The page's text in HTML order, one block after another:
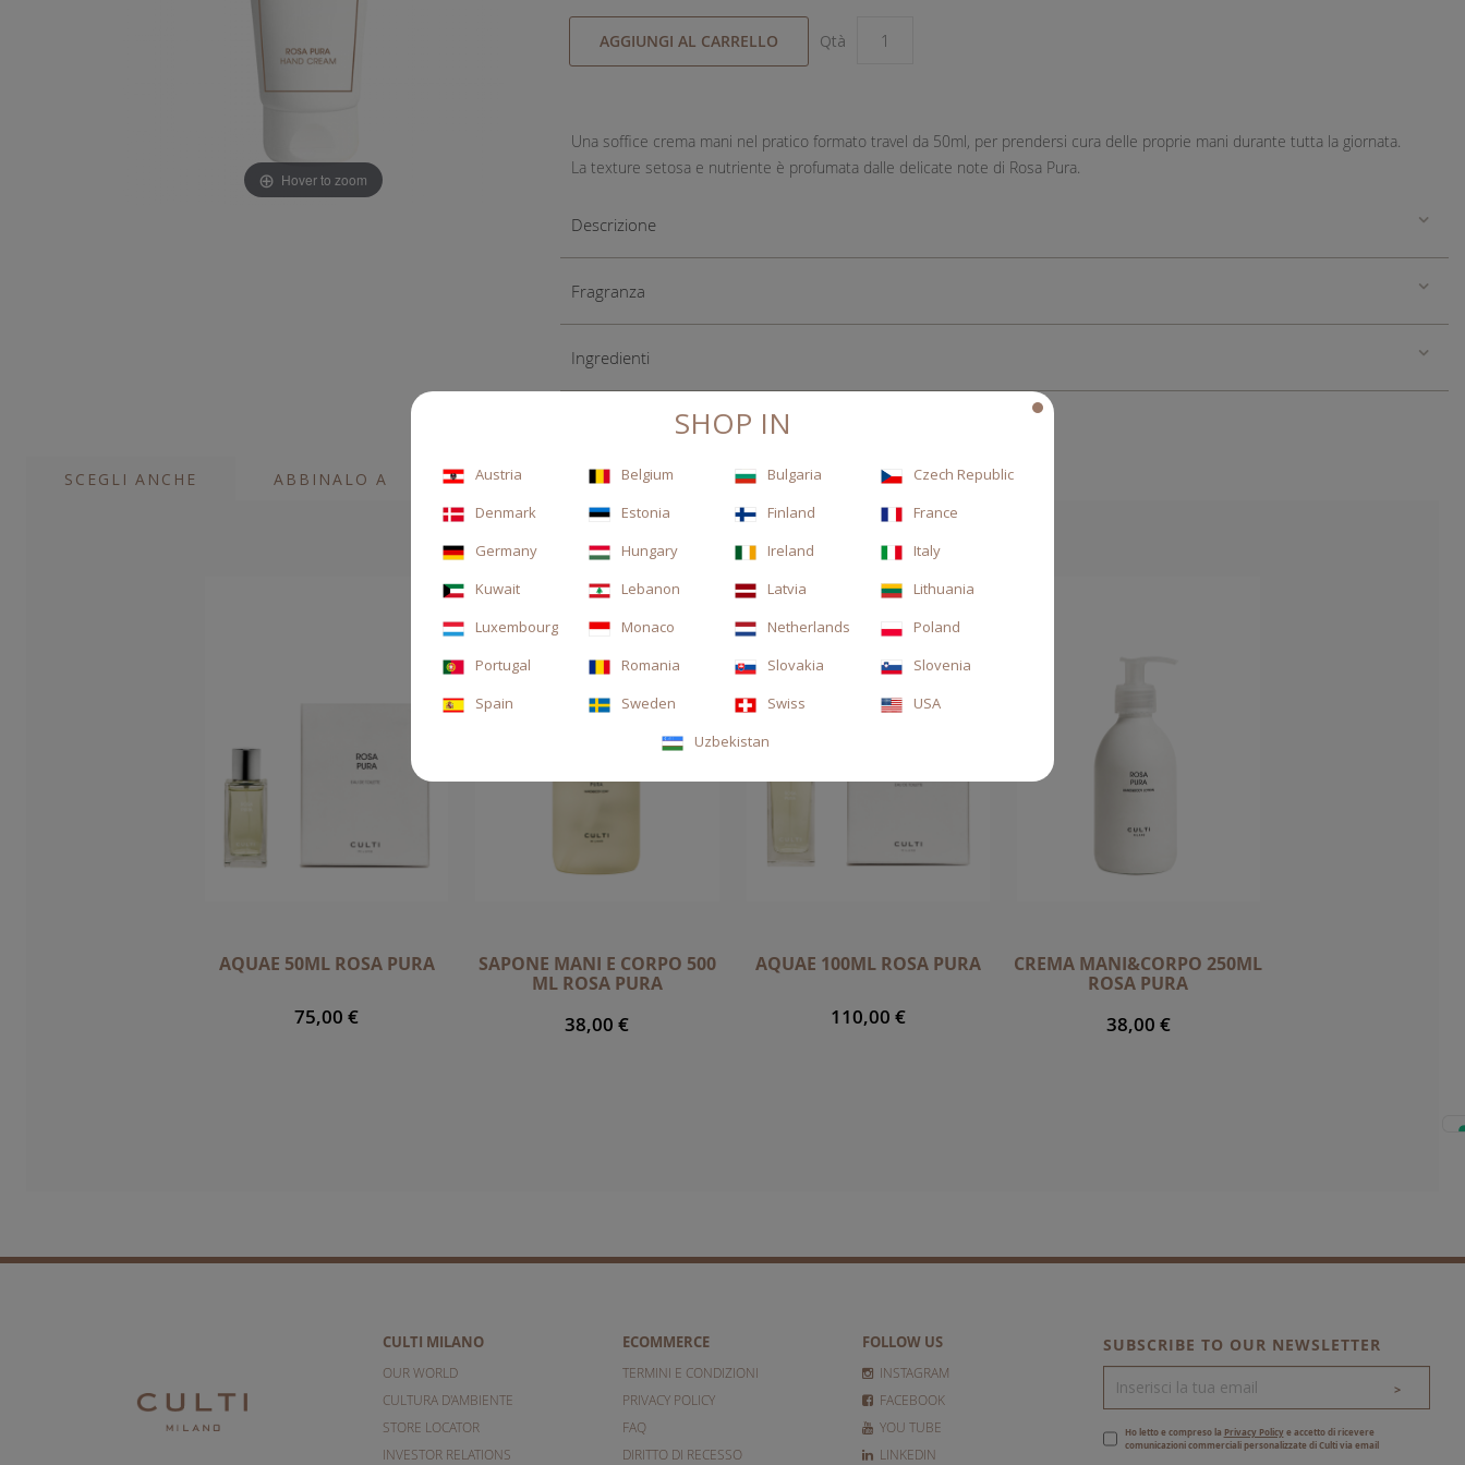
AGGIUNGI AL CARRELLO Qtà
Una soffice crema mani nel pratico formato travel da 50ml, per prendersi cura delle proprie mani durante tutta la giornata.
La texture setosa e nutriente è profumata dalle delicate note di Rosa Pura.
Descrizione
Fragranza
Ingredienti
Hover to zoom
SCEGLI ANCHE
AQUAE 50ML ROSA PURA
75,00 €
SAPONE MANI E CORPO 500
ML ROSA PURA
38,00 €
AQUAE 100ML ROSA PURA
110,00 €
CREMA MANI&CORPO 250ML
ROSA PURA
38,00 €
ABBINALO A
CULTI MILANO
OUR WORLD
CULTURA D'AMBIENTE
STORE LOCATOR
INVESTOR RELATIONS
ECOMMERCE
TERMINI E CONDIZIONI
PRIVACY POLICY
FAQ
DIRITTO DI RECESSO
FOLLOW US
INSTAGRAM
FACEBOOK
YOU TUBE
LINKEDIN
SUBSCRIBE TO OUR NEWSLETTER
>
Ho letto e compreso la Privacy Policy e accetto di ricevere
comunicazioni commerciali personalizzate di Culti via email
SHOP IN
Austria Belgium Bulgaria
Czech Republic
Denmark
Estonia Finland
France
Germany
Hungary Ireland
Italy
Kuwait
Lebanon Latvia
Lithuania
Luxembourg
Monaco Netherlands
Poland
Portugal
Romania Slovakia
Slovenia
Spain
Sweden Swiss
USA
Uzbekistan